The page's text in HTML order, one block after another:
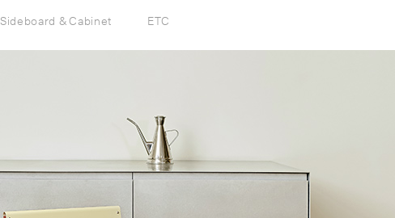
Sideboard & Cabinet ETC